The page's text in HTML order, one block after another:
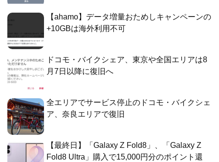
【ahamo】データ増量おためしキャンペーンの
+10GBは海外利用不可
ドコモ・バイクシェア、東京や全国エリアは8
月7日以降に復旧へ
全エリアでサービス停止のドコモ・バイクシェ
ア、奈良エリアで復旧
【最終日】「Galaxy Z Fold8」、「Galaxy Z
Fold8 Ultra」購入で15,000円分のポイント還